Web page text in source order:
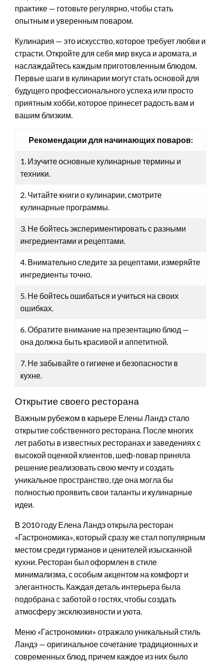
практике — готовьте регулярно, чтобы стать
опытным и уверенным поваром.
Кулинария — это искусство, которое требует любви и
страсти. Откройте для себя мир вкуса и аромата, и
наслаждайтесь каждым приготовленным блюдом.
Первые шаги в кулинарии могут стать основой для
будущего профессионального успеха или просто
приятным хобби, которое принесет радость вам и
вашим близким.
Рекомендации для начинающих поваров:
1. Изучите основные кулинарные термины и
техники.
2. Читайте книги о кулинарии, смотрите
кулинарные программы.
3. Не бойтесь экспериментировать с разными
ингредиентами и рецептами.
4. Внимательно следите за рецептами, измеряйте
ингредиенты точно.
5. Не бойтесь ошибаться и учиться на своих
ошибках.
6. Обратите внимание на презентацию блюд —
она должна быть красивой и аппетитной.
7. Не забывайте о гигиене и безопасности в
кухне.
Открытие своего ресторана
Важным рубежом в карьере Елены Ландэ стало
открытие собственного ресторана. После многих
лет работы в известных ресторанах и заведениях с
высокой оценкой клиентов, шеф-повар приняла
решение реализовать свою мечту и создать
уникальное пространство, где она могла бы
полностью проявить свои таланты и кулинарные
идеи.
В 2010 году Елена Ландэ открыла ресторан
«Гастрономика», который сразу же стал популярным
местом среди гурманов и ценителей изысканной
кухни. Ресторан был оформлен в стиле
минимализма, с особым акцентом на комфорт и
элегантность. Каждая деталь интерьера была
подобрана с заботой о гостях, чтобы создать
атмосферу эксклюзивности и уюта.
Меню «Гастрономики» отражало уникальный стиль
Ландэ — оригинальное сочетание традиционных и
современных блюд, причем каждое из них было